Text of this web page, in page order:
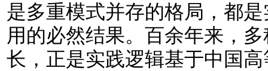
是多重模式并存的格局，都
用的必然结果。百余年来，
长，正是实践逻辑基于中国